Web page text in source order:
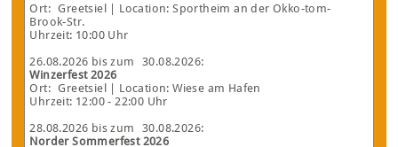
Ort: Greetsiel
| Location: Sportheim an der Okko-tom-
Brook-Str.
Uhrzeit: 10:00 Uhr
26.08.2026 bis zum 30.08.2026:
Winzerfest 2026
Ort: Greetsiel
| Location: Wiese am Hafen
Uhrzeit: 12:00 - 22:00 Uhr
28.08.2026 bis zum 30.08.2026:
Norder Sommerfest 2026